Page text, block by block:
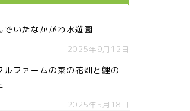
でいたなかがわ水遊園
2025年9月12日
ルファームの菜の花畑と鯉の
2025年5月18日